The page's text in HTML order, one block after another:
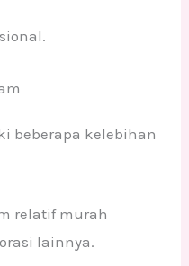
beberapa kelebihan
relatif murah
lainnya.